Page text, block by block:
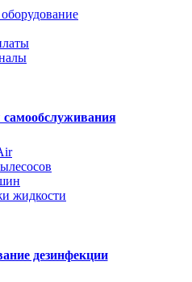
жидкости
дезинфекции